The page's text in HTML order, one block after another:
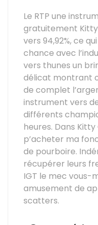
Le RTP une
gratuitement
vers 94,92%, ce
chance avec
vers thunes un
délicat montrant
de complet
instrument vers
différents
heures. Dans
p’acheter ma
de pourboire.
récupérer leurs
IGT le mec vous-
amusement de
scatters.